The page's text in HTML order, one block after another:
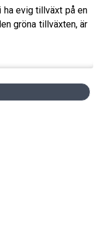
ha evig tillväxt på en
gröna tillväxten, är